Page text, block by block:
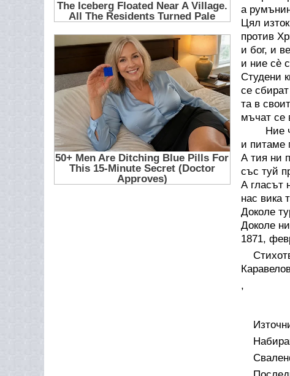
а
Цял
против
и бог, и
и ние сѐ
Студени
се
та в
мъчат се
Ние
и питаме
А тия ни
със туй
А гласът
нас вика
Доколе
Доколе
1871,
,